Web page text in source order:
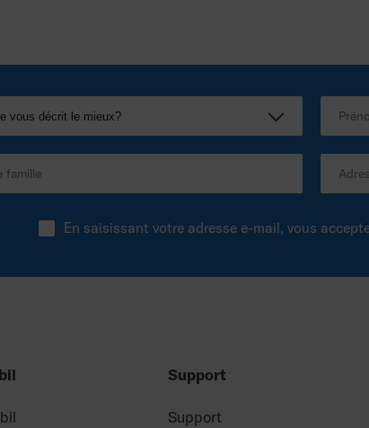
En saisissant votre adresse e-mail, vous
Support
Support